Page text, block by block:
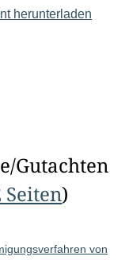
herunterladen
Gutachten
Seiten)
von